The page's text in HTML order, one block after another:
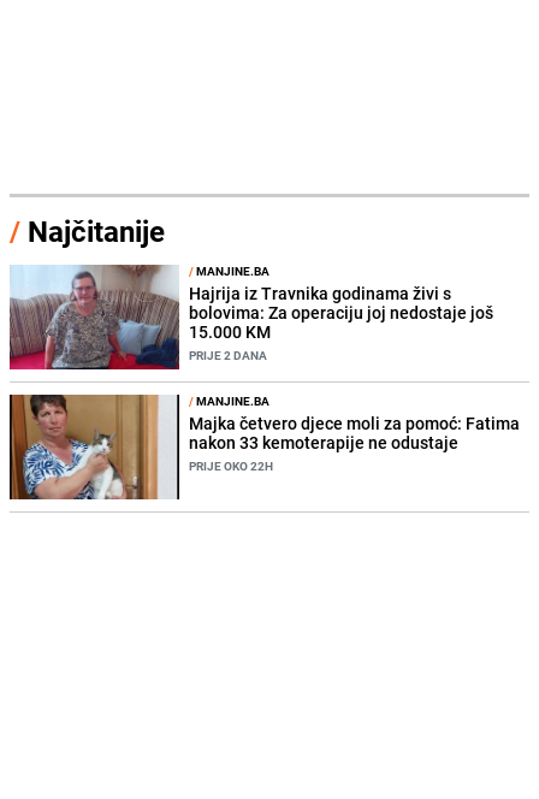
/ Najčitanije
/MANJINE.BA
Hajrija iz Travnika godinama živi s
bolovima: Za operaciju joj nedostaje još
15.000 KM
PRIJE 2 DANA
/MANJINE.BA
Majka četvero djece moli za pomoć: Fatima
nakon 33 kemoterapije ne odustaje
PRIJE OKO 22H